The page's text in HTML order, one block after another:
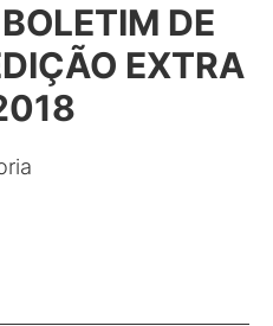
DE
EXTRA